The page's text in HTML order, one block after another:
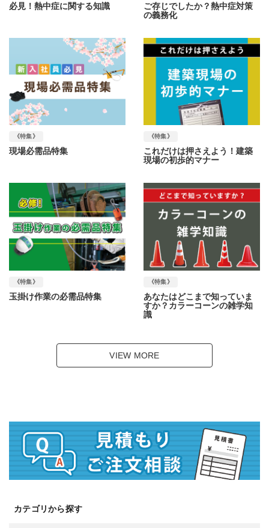
必見！熱中症に関する知識
ご存じでしたか？熱中症対策
の義務化
《特集》
現場必需品特集
《特集》
これだけは押さえよう！建築
現場の初歩的マナー
《特集》
玉掛け作業の必需品特集
《特集》
あなたはどこまで知っていま
すか？カラーコーンの雑学知
識
VIEW MORE
カテゴリから探す